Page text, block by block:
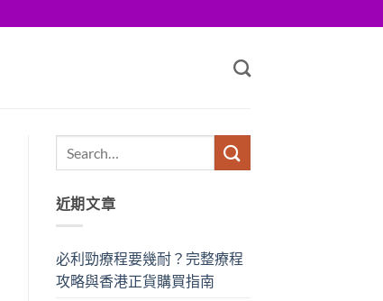
近期文章
必利勁療程要幾耐？完整療程
攻略與香港正貨購買指南